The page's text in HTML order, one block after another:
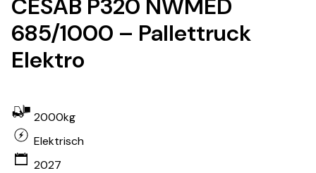
CESAB P320 NWMED
685/1000 – Pallettruck
Elektro
2000kg
Elektrisch
2027